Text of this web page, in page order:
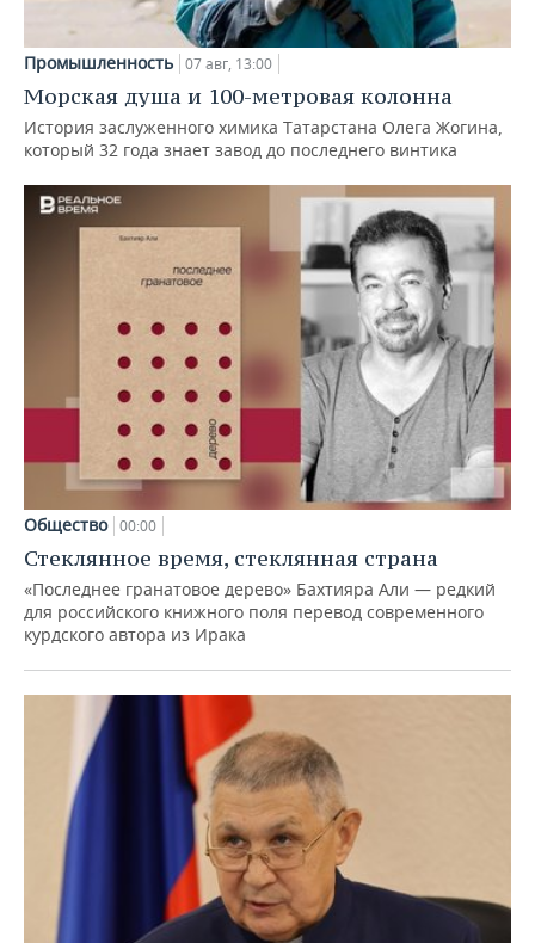
Промышленность 07 авг, 13:00
Морская душа и 100-метровая колонна
История заслуженного химика Татарстана Олега Жогина,
который 32 года знает завод до последнего винтика
Общество 00:00
Стеклянное время, стеклянная страна
«Последнее гранатовое дерево» Бахтияра Али — редкий
для российского книжного поля перевод современного
курдского автора из Ирака